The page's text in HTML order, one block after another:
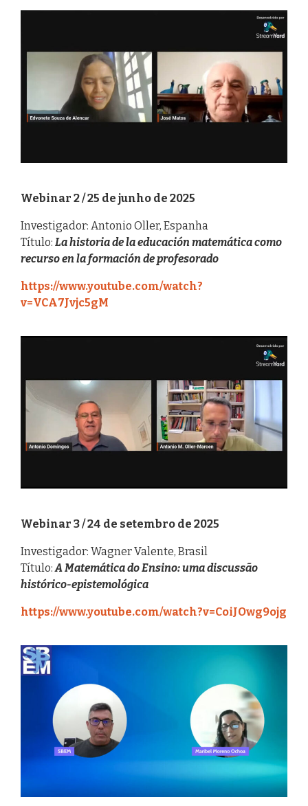
Webinar 2 / 25 de junho de 2025
Investigador: Antonio Oller, Espanha
Título: La historia de la educación matemática como
recurso en la formación de profesorado
https://www.youtube.com/watch?
v=VCA7Jvjc5gM
Webinar 3 / 24 de setembro de 2025
Investigador: Wagner Valente, Brasil
Título: A Matemática do Ensino: uma discussão
histórico-epistemológica
https://www.youtube.com/watch?v=CoiJOwg9ojg